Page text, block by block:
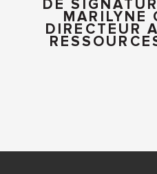
DE
MARILYNE
DIRECTEUR